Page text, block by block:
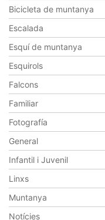
Bicicleta de muntanya
Escalada
Esquí de muntanya
Esquirols
Falcons
Familiar
Fotografía
General
Infantil i Juvenil
Linxs
Muntanya
Notícies